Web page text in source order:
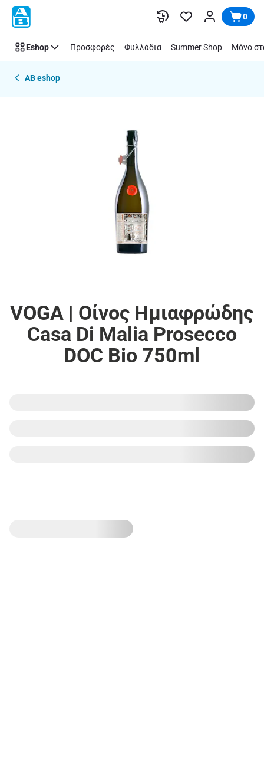
Παράλειψη 0
Eshop Προσφορές Φυλλάδια Summer Shop Μόνο
AB eshop
VOGA | Οίνος Ημιαφρώδης
Casa Di Malia Prosecco
DOC Bio 750ml